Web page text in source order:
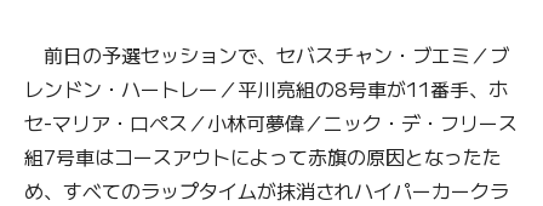
前日の予選セッションで、セバスチャン・ブエミ／ブ
レンドン・ハートレー／平川亮組の8号車が11番手、ホ
セ-マリア・ロペス／小林可夢偉／ニック・デ・フリース
組7号車はコースアウトによって赤旗の原因となったた
め、すべてのラップタイムが抹消されハイパーカークラ